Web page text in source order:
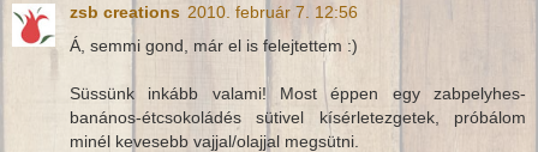
zsb creations 2010. február 7. 12:56
Á, semmi gond, már el is felejtettem :)
Süssünk inkább valami! Most éppen egy zabpelyhes-
banános-étcsokoládés sütivel kísérletezgetek, próbálom
minél kevesebb vajjal/olajjal megsütni.